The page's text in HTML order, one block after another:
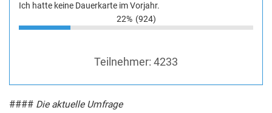
Ich hatte keine Dauerkarte im Vorjahr.
22% (924)
Teilnehmer: 4233
#### Die aktuelle Umfrage